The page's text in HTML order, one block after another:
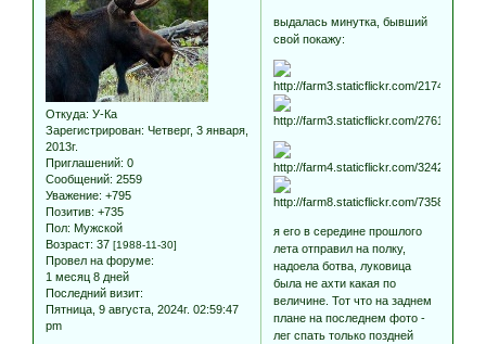
Откуда: У-Ка
Зарегистрирован: Четверг, 3 января,
2013г.
Приглашений: 0
Сообщений: 2559
Уважение: +795
Позитив: +735
Пол: Мужской
Возраст: 37 [1988-11-30]
Провел на форуме:
1 месяц 8 дней
Последний визит:
Пятница, 9 августа, 2024г. 02:59:47
pm
выдалась минутка, бывший
свой покажу:
я его в середине прошлого
лета отправил на полку,
надоела ботва, луковица
была не ахти какая по
величине. Тот что на заднем
плане на последнем фото -
лег спать только поздней